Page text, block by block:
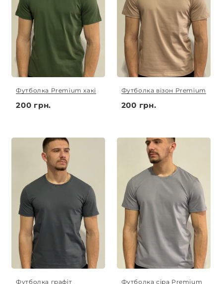
Футболка Premium хакі
200 грн.
Футболка візон Premium
200 грн.
Футболка графіт
Футболка сіра Premium